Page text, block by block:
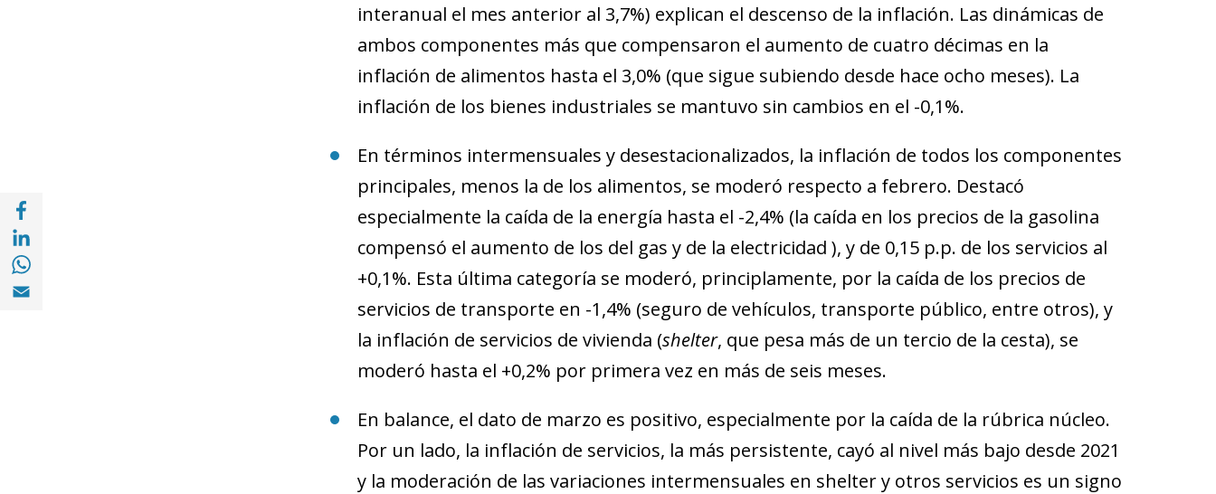
Share with Facebook (opens in a new window)
Share with with Linkedin (opens in a new window)
Share with with Whatsapp (opens in a new window)
Share with Email (opens in a new window)
interanual el mes anterior al 3,7%) explican el descenso de la inflación. Las dinámicas de
ambos componentes más que compensaron el aumento de cuatro décimas en la
inflación de alimentos hasta el 3,0% (que sigue subiendo desde hace ocho meses). La
inflación de los bienes industriales se mantuvo sin cambios en el -0,1%.
En términos intermensuales y desestacionalizados, la inflación de todos los componentes
principales, menos la de los alimentos, se moderó respecto a febrero. Destacó
especialmente la caída de la energía hasta el -2,4% (la caída en los precios de la gasolina
compensó el aumento de los del gas y de la electricidad ), y de 0,15 p.p. de los servicios al
+0,1%. Esta última categoría se moderó, principlamente, por la caída de los precios de
servicios de transporte en -1,4% (seguro de vehículos, transporte público, entre otros), y
la inflación de servicios de vivienda (shelter, que pesa más de un tercio de la cesta), se
moderó hasta el +0,2% por primera vez en más de seis meses.
En balance, el dato de marzo es positivo, especialmente por la caída de la rúbrica núcleo.
Por un lado, la inflación de servicios, la más persistente, cayó al nivel más bajo desde 2021
y la moderación de las variaciones intermensuales en shelter y otros servicios es un signo